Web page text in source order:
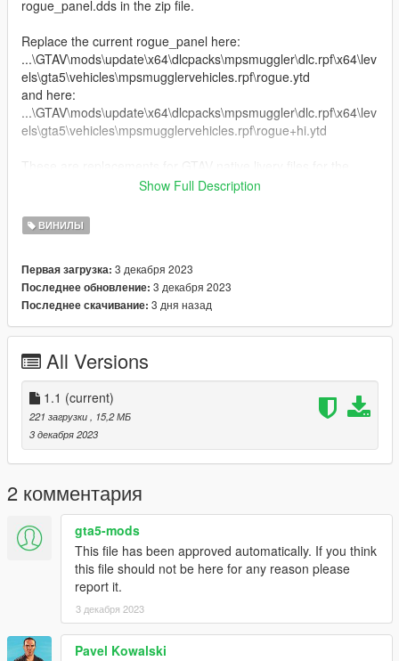
rogue_panel.dds in the zip file.
Replace the current rogue_panel here:
...\GTAV\mods\update\x64\dlcpacks\mpsmuggler\dlc.rpf\x64\lev
els\gta5\vehicles\mpsmugglervehicles.rpf\rogue.ytd
and here:
...\GTAV\mods\update\x64\dlcpacks\mpsmuggler\dlc.rpf\x64\lev
els\gta5\vehicles\mpsmugglervehicles.rpf\rogue+hi.ytd
I've included liveries for Afghanistan, Brazil, Chile, Columbia,
Dominica, Ecuador, Honduras, Philippines, USAF.
The Rogue livery files to replace are here:
...\GTAV\mods\update\x64\dlcpacks\mpsmuggler\dlc.rpf\x64\lev
els\mpsmuggler\vehiclemods\rogue_mods.rpf\
extract the livery you'd like to replace (I chose
rogue_livery8.yft, but you can replace any of the rogue_livery1-
10.yft)
Then right click the file to replace, select replace, then select
the livery you'd like with one of the provided .yft files.
Then spawn the Rogue with your trainer of choice and select
one of Benny's custom liveries.
Show Full Description
ВИНИЛЫ
Первая загрузка: 3 декабря 2023
Последнее обновление: 3 декабря 2023
Последнее скачивание: 3 дня назад
All Versions
1.1 (current)
221 загрузки
, 15,2 МБ
3 декабря 2023
2 комментария
gta5-mods
This file has been approved automatically. If you think
this file should not be here for any reason please
report it.
3 декабря 2023
Pavel Kowalski